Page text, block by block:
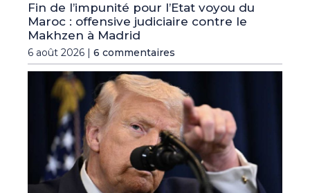
Fin de l’impunité pour l’Etat voyou du
Maroc : offensive judiciaire contre le
Makhzen à Madrid
6 août 2026 | 6 commentaires